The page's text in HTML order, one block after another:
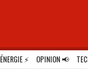
ÉNERGIE⚡ OPINION📢